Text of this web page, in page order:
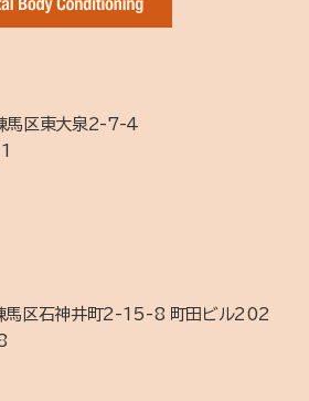
区東大泉2-7-4
区石神井町2-15-8 町田ビル202